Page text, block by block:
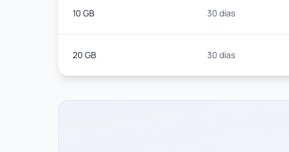
10 GB 30 días
20 GB 30 días